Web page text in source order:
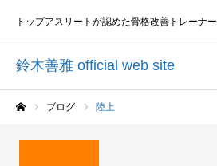
鈴木善雅 official web site
トップアスリートが認めた骨格改善トレーナー
ブログ 陸上